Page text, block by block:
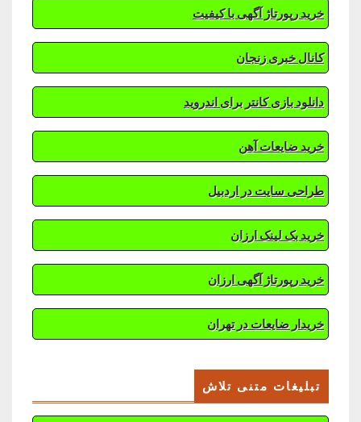
خرید رپورتاژ آگهی با کیفیت
کانال خبری زنجان
دانلود بازی کانتر برای اندروید
خرید ضایعات آهن
طراحی سایت در اردبیل
خرید بک لینک ارزان
خرید رپورتاژ آگهی ارزان
خریدار ضایعات در تهران
تبلیغات متنی تلاش